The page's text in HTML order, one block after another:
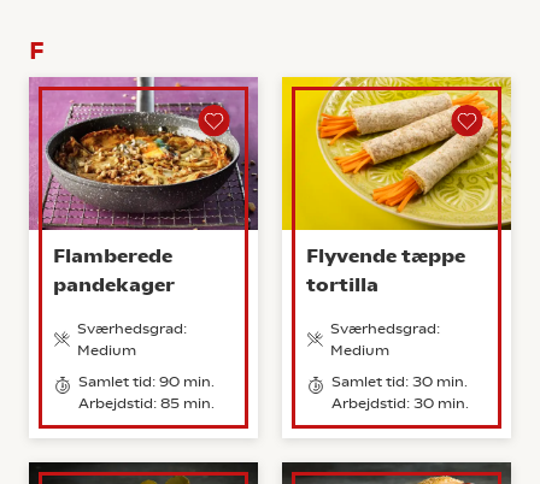
F
Flamberede
pandekager
Sværhedsgrad:
Medium
Samlet tid: 90 min.
Arbejdstid: 85 min.
Flyvende tæppe
tortilla
Sværhedsgrad:
Medium
Samlet tid: 30 min.
Arbejdstid: 30 min.